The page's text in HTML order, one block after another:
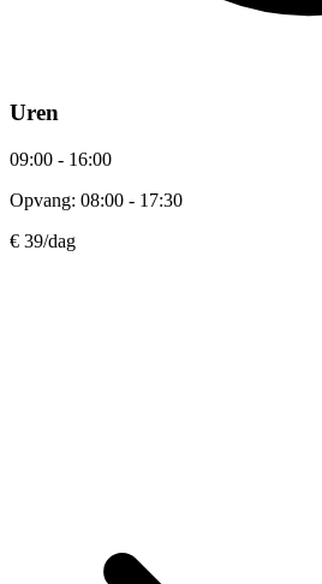
Uren
09:00 - 16:00
Opvang: 08:00 - 17:30
€ 39/dag